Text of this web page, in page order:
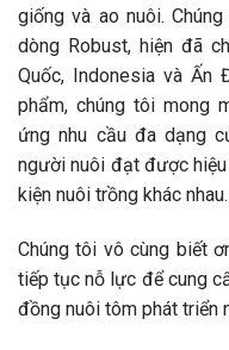
giống và ao nuôi.
dòng Robust, hiện đã
Quốc, Indonesia và Ấn
phẩm, chúng tôi mong
ứng nhu cầu đa dạng
người nuôi đạt được
kiện nuôi trồng khác nhau.
Chúng tôi vô cùng biết
tiếp tục nỗ lực để cung
đồng nuôi tôm phát triển